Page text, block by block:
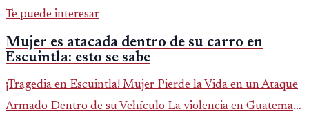
Te puede interesar
Mujer es atacada dentro de su carro en
Escuintla: esto se sabe
¡Tragedia en Escuintla! Mujer Pierde la Vida en un Ataque
Armado Dentro de su Vehículo La violencia en Guatemala